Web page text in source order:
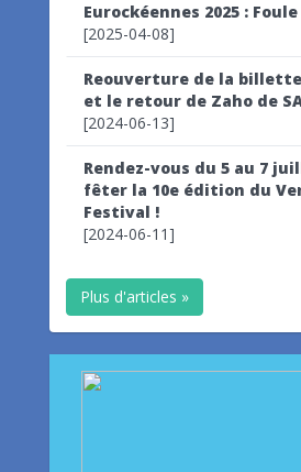
Eurockéennes 2025 :
[2025-04-08]
Reouverture de la
et le retour de Zaho de
[2024-06-13]
Rendez-vous du 5 au 7
fêter la 10e édition du
Festival !
[2024-06-11]
Plus d'articles »